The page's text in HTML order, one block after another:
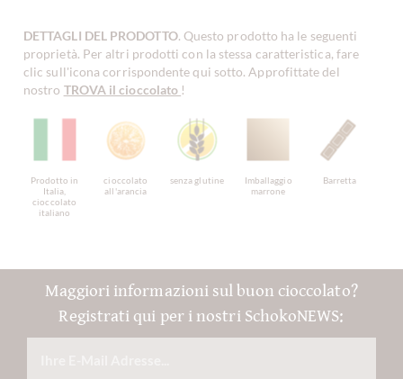
DETTAGLI DEL PRODOTTO. Questo prodotto ha le seguenti
proprietà. Per altri prodotti con la stessa caratteristica, fare
clic sull'icona corrispondente qui sotto. Approfittate del
nostro TROVA il cioccolato !
Prodotto in
Italia,
cioccolato
italiano
cioccolato
all'arancia
senza glutine
Imballaggio
marrone
Barretta
Maggiori informazioni sul buon cioccolato?
Registrati qui per i nostri SchokoNEWS: